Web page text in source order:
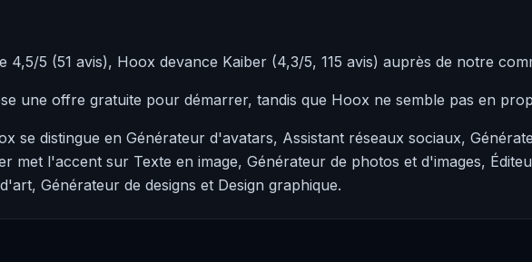
4,5/5 (51 avis), Hoox devance Kaiber (4,3/5, 115 avis) auprès de notre
une offre gratuite pour démarrer, tandis que Hoox ne semble pas en
se distingue en Générateur d'avatars, Assistant réseaux sociaux,
met l'accent sur Texte en image, Générateur de photos et d'images,
Générateur de designs et Design graphique.